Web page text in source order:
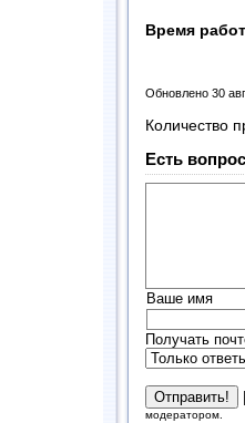
Время
Обновлено 30
Количество
Есть
Ваше имя
Получать
модератором.